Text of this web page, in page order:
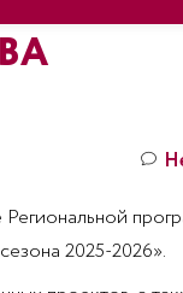
2025-2026».